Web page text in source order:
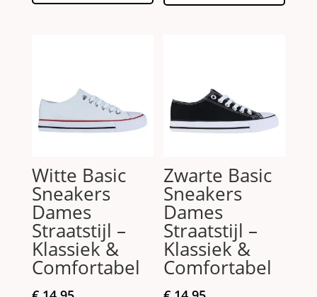
meerdere
gekozen
worden
productpagina
Witte Basic
Sneakers
Dames
Straatstijl –
Klassiek &
Comfortabel
Zwarte Basic
Sneakers
Dames
Straatstijl –
Klassiek &
Comfortabel